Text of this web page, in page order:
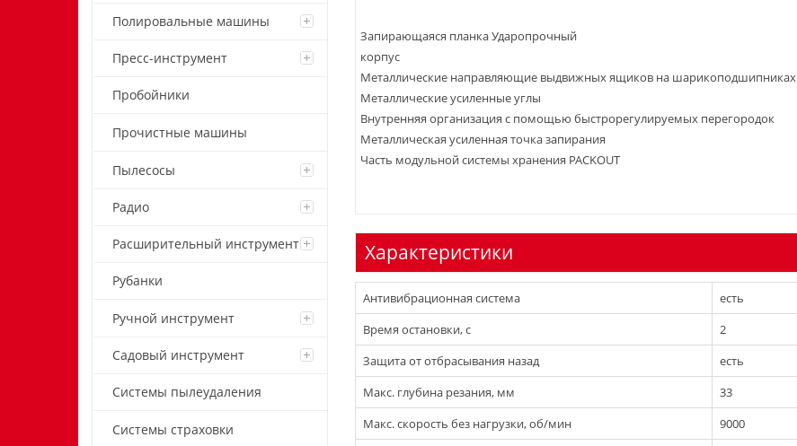
Полировальные машины
Пресс-инструмент
Пробойники
Прочистные машины
Пылесосы
Радио
Расширительный инструмент
Рубанки
Ручной инструмент
Садовый инструмент
Системы пылеудаления
Системы страховки
Запирающаяся планка Ударопрочный
корпус
Металлические направляющие выдвижных ящиков на шарикоподшипниках
Металлические усиленные углы
Внутренняя организация с помощью быстрорегулируемых перегородок
Металлическая усиленная точка запирания
Часть модульной системы хранения PACKOUT
Характеристики
Антивибрационная система
есть
Время остановки, с
2
Защита от отбрасывания назад
есть
Макс. глубина резания, мм
33
Макс. скорость без нагрузки, об/мин
9000